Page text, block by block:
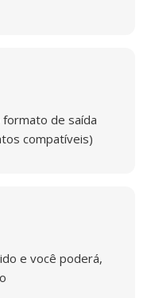
formato de saída
compatíveis)
e você poderá,